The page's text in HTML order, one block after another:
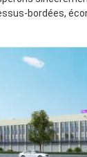
bordées,